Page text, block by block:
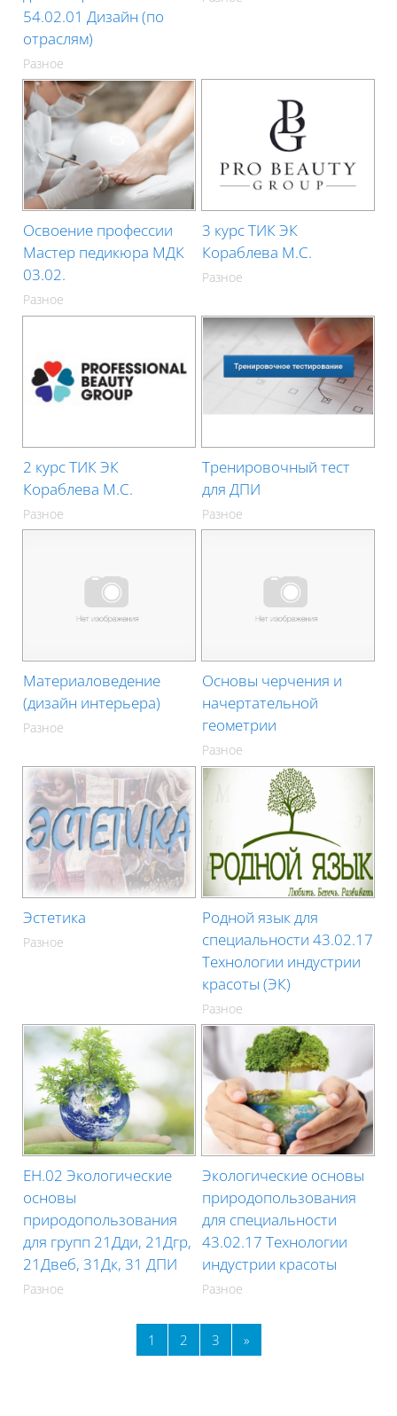
54.02.01 Дизайн (по
отраслям)
Разное
Освоение профессии
Мастер педикюра МДК
03.02.
Разное
3 курс ТИК ЭК
Кораблева М.С.
Разное
2 курс ТИК ЭК
Кораблева М.С.
Разное
Тренировочный тест
для ДПИ
Разное
Материаловедение
(дизайн интерьера)
Разное
Основы черчения и
начертательной
геометрии
Разное
Эстетика
Разное
Родной язык для
специальности 43.02.17
Технологии индустрии
красоты (ЭК)
Разное
ЕН.02 Экологические
основы
природопользования
для групп 21Дди, 21Дгр,
21Двеб, 31Дк, 31 ДПИ
Разное
Экологические основы
природопользования
для специальности
43.02.17 Технологии
индустрии красоты
Разное
1 Страница 1
2 Страница 2
3Страница 3
»Следующая страница